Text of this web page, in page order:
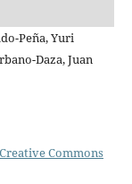
Peña, Yuri
Daza, Juan
Creative Commons